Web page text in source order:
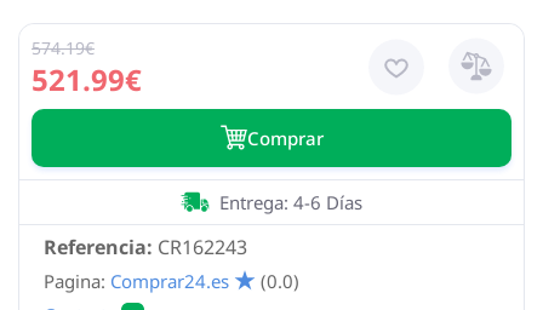
521.99€
574.19€
Сomprar
Referencia: CR162243
Entrega: 4-6 Días
Pagina: Comprar24.es (0.0)